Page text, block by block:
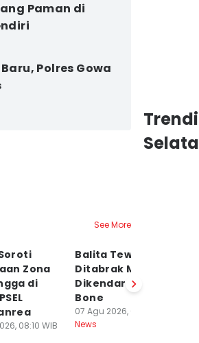
Paman di
Polres Gowa
See More
Zona
di
08:10 WIB
Balita Tewas
Ditabrak Mobil
Dikendarai Polisi di
Bone
07 Agu 2026, 01:38 WIB
News